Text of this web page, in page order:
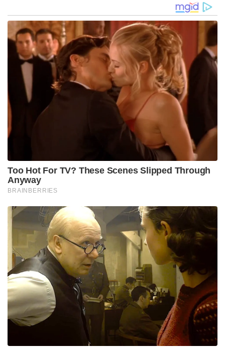
Too Hot For TV? These Scenes Slipped Through
Anyway
BRAINBERRIES